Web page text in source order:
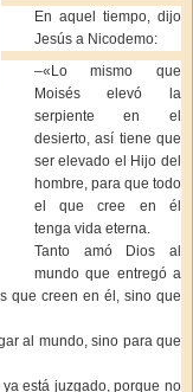
En aquel tiempo, dijo
Jesús a Nicodemo:
–«Lo mismo que
Moisés elevó la
serpiente en el
desierto, así tiene que
ser elevado el Hijo del
hombre, para que todo
el que cree en él
tenga vida eterna.
Tanto amó Dios al
mundo que entregó a
que creen en él, sino que
al mundo, sino para que
está juzgado, porque no